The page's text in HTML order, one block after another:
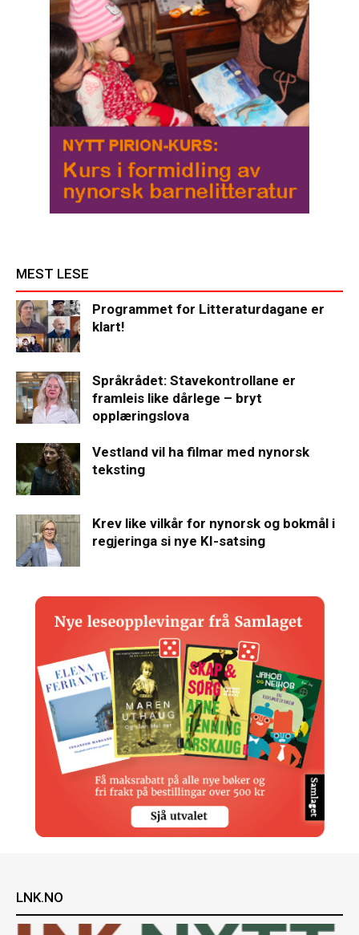
MEST LESE
Programmet for Litteraturdagane er
klart!
Språkrådet: Stavekontrollane er
framleis like dårlege – bryt
opplæringslova
Vestland vil ha filmar med nynorsk
teksting
Krev like vilkår for nynorsk og bokmål i
regjeringa si nye KI-satsing
LNK.NO